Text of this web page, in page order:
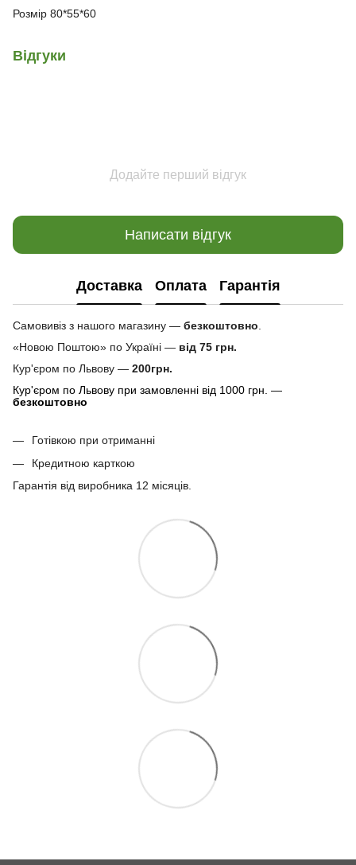
Розмір 80*55*60
Відгуки
Додайте перший відгук
Написати відгук
Доставка Оплата Гарантія
Самовивіз з нашого магазину — безкоштовно
«Новою Поштою» по Україні — від 75 грн.
Кур'єром по Львову — 200грн.
Кур'єром по Львову при замовленні від 1000 грн. —
безкоштовно
Готівкою при отриманні
Кредитною карткою
Гарантія від виробника 12 місяців.